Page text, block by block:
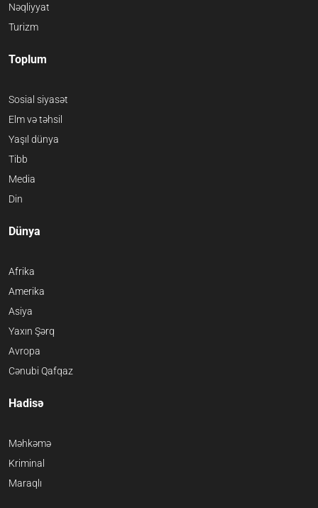
Nəqliyyat
Turizm
Toplum
Sosial siyasət
Elm və təhsil
Yaşıl dünya
Tibb
Media
Din
Dünya
Afrika
Amerika
Asiya
Yaxın Şərq
Avropa
Cənubi Qafqaz
Hadisə
Məhkəmə
Kriminal
Maraqlı